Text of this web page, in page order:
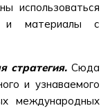
использоваться
и материалы с
стратегия. Сюда
и узнаваемого
международных